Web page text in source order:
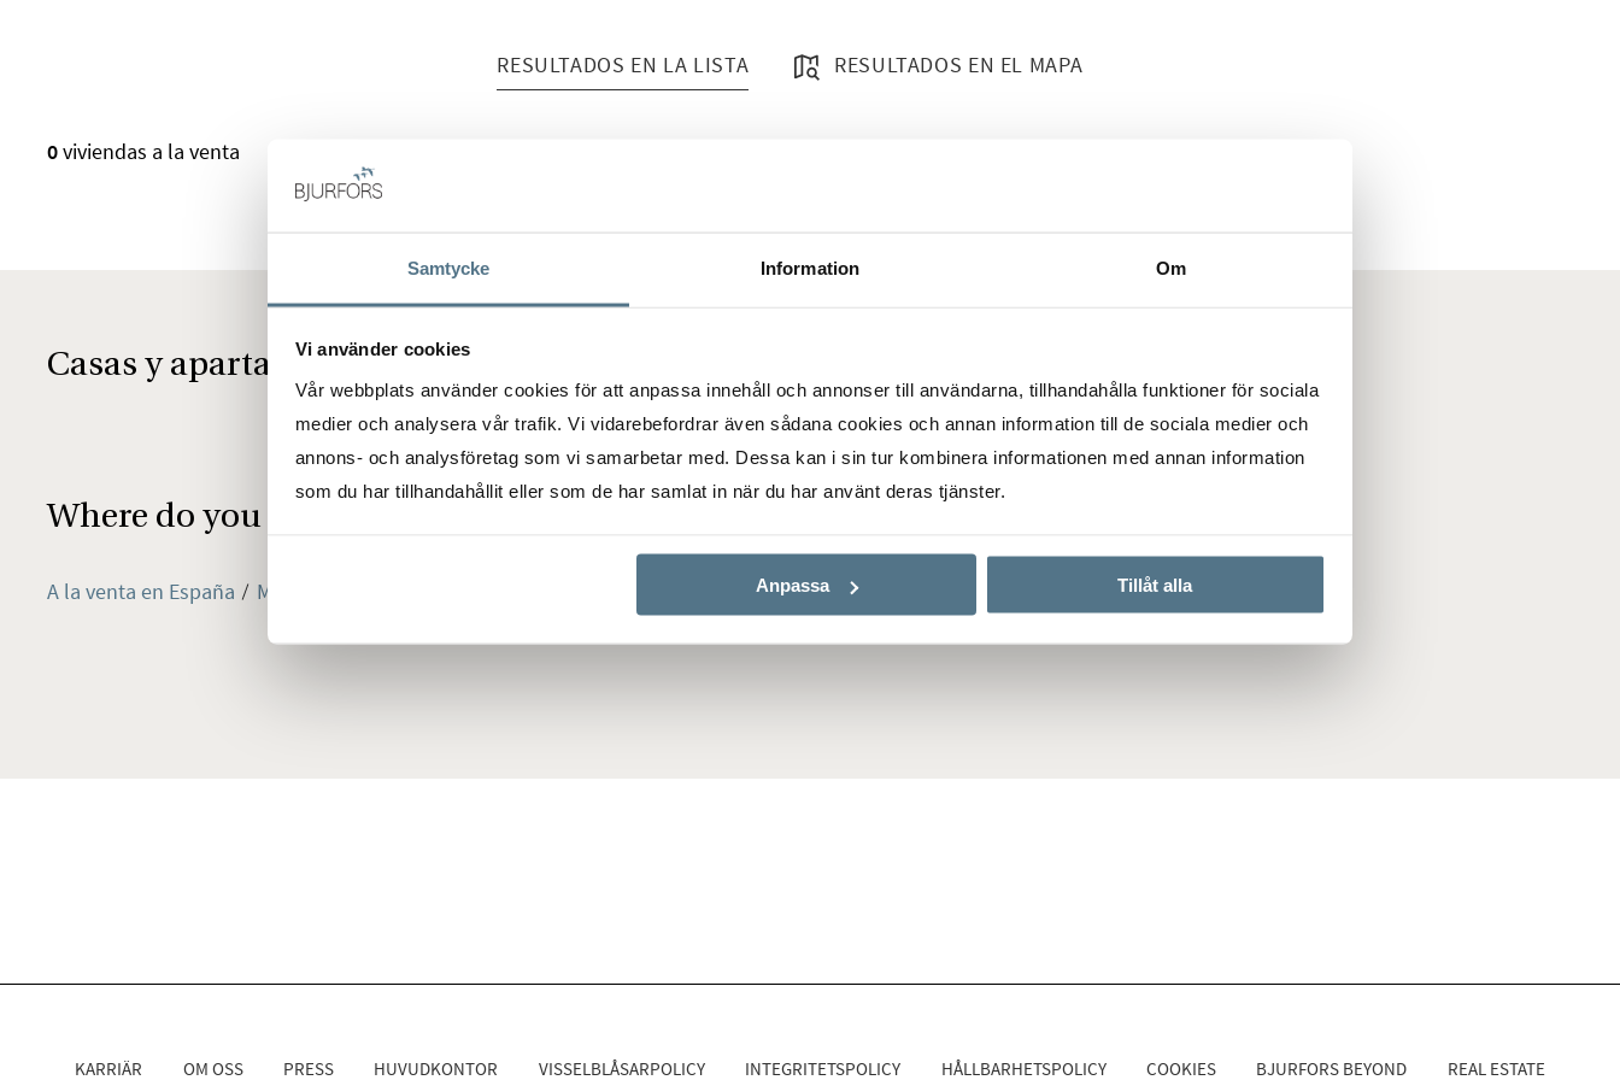
Samtycke Information Om
Vi använder cookies
Vår webbplats använder cookies för att anpassa innehåll och annonser till användarna, tillhandahålla funktioner för sociala
medier och analysera vår trafik. Vi vidarebefordrar även sådana cookies och annan information till de sociala medier och
annons- och analysföretag som vi samarbetar med. Dessa kan i sin tur kombinera informationen med annan information
som du har tillhandahållit eller som de har samlat in när du har använt deras tjänster.
Anpassa Tillåt alla
RESULTADOS EN LA LISTA RESULTADOS EN EL MAPA
0viviendas a la venta
Casas y apartamentos en venta en Portocristo
Where do you want to live?
A la venta en España Mallorca
KARRIÄR OM OSS PRESS HUVUDKONTOR VISSELBLÅSARPOLICY INTEGRITETSPOLICY HÅLLBARHETSPOLICY COOKIES BJURFORS BEYOND REAL ESTATE